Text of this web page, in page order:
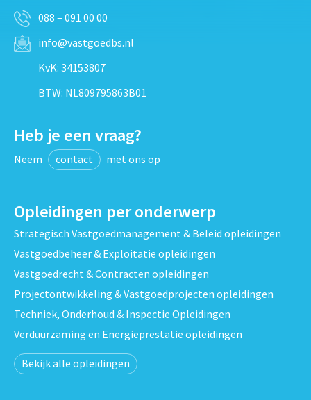
088 – 091 00 00
info@vastgoedbs.nl
KvK: 34153807
BTW: NL809795863B01
Heb je een vraag?
Neem contact met ons op
Opleidingen per onderwerp
Strategisch Vastgoedmanagement & Beleid opleidingen
Vastgoedbeheer & Exploitatie opleidingen
Vastgoedrecht & Contracten opleidingen
Projectontwikkeling & Vastgoedprojecten opleidingen
Techniek, Onderhoud & Inspectie Opleidingen
Verduurzaming en Energieprestatie opleidingen
Bekijk alle opleidingen